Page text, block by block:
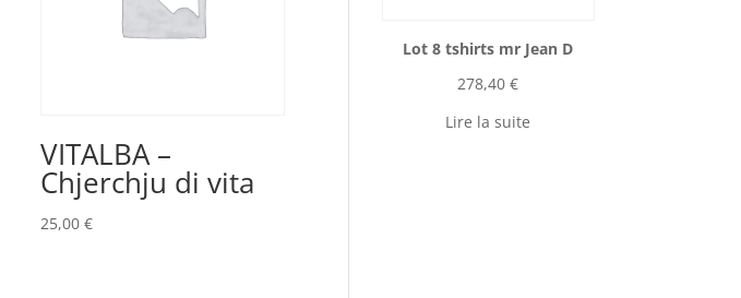
VITALBA –
Chjerchju di vita
25,00 €
Lot 8 tshirts mr Jean D
278,40€
Lire la suite